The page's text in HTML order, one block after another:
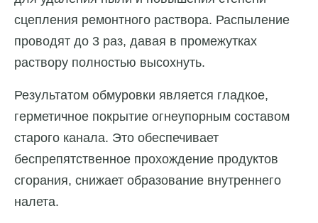
сцепления ремонтного раствора. Распыление
проводят до 3 раз, давая в промежутках
раствору полностью высохнуть.
Результатом обмуровки является гладкое,
герметичное покрытие огнеупорным составом
старого канала. Это обеспечивает
беспрепятственное прохождение продуктов
сгорания, снижает образование внутреннего
налета.